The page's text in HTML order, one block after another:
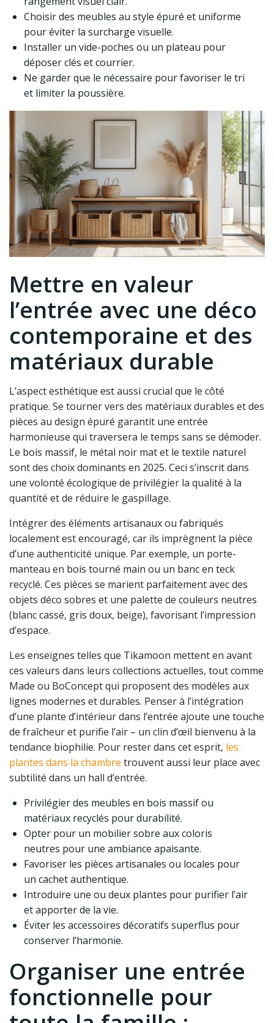
Choisir des meubles au style épuré et uniforme
pour éviter la surcharge visuelle.
Installer un vide-poches ou un plateau pour
déposer clés et courrier.
Ne garder que le nécessaire pour favoriser le tri
et limiter la poussière.
Mettre en valeur
l’entrée avec une déco
contemporaine et des
matériaux durable
L’aspect esthétique est aussi crucial que le côté
pratique. Se tourner vers des matériaux durables et des
pièces au design épuré garantit une entrée
harmonieuse qui traversera le temps sans se démoder.
Le bois massif, le métal noir mat et le textile naturel
sont des choix dominants en 2025. Ceci s’inscrit dans
une volonté écologique de privilégier la qualité à la
quantité et de réduire le gaspillage.
Intégrer des éléments artisanaux ou fabriqués
localement est encouragé, car ils imprègnent la pièce
d’une authenticité unique. Par exemple, un porte-
manteau en bois tourné main ou un banc en teck
recyclé. Ces pièces se marient parfaitement avec des
objets déco sobres et une palette de couleurs neutres
(blanc cassé, gris doux, beige), favorisant l’impression
d’espace.
Les enseignes telles que Tikamoon mettent en avant
ces valeurs dans leurs collections actuelles, tout comme
Made ou BoConcept qui proposent des modèles aux
lignes modernes et durables. Penser à l’intégration
d’une plante d’intérieur dans l’entrée ajoute une touche
de fraîcheur et purifie l’air – un clin d’œil bienvenu à la
tendance biophilie. Pour rester dans cet esprit, les
plantes dans la chambre trouvent aussi leur place avec
subtilité dans un hall d’entrée.
Privilégier des meubles en bois massif ou
matériaux recyclés pour durabilité.
Opter pour un mobilier sobre aux coloris
neutres pour une ambiance apaisante.
Favoriser les pièces artisanales ou locales pour
un cachet authentique.
Introduire une ou deux plantes pour purifier l’air
et apporter de la vie.
Éviter les accessoires décoratifs superflus pour
conserver l’harmonie.
Organiser une entrée
fonctionnelle pour